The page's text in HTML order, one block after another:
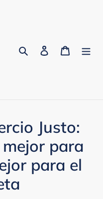
Buscar AccederCarrito
Justo:
para
para el